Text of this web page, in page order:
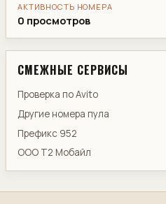
АКТИВНОСТЬ НОМЕРА
0 просмотров
СМЕЖНЫЕ СЕРВИСЫ
Проверка по Avito
Другие номера пула
Префикс 952
ООО Т2 Мобайл